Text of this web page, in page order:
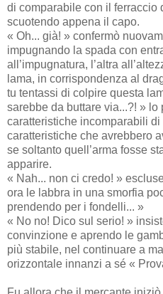
di comparabile con il ferraccio
scuotendo appena il capo.
« Oh... già! » confermò
impugnando la spada con
all’impugnatura, l’altra
lama, in corrispondenza al
tu tentassi di colpire questa
sarebbe da buttare via...?! »
caratteristiche incomparabili di
caratteristiche che avrebbero
se soltanto quell’arma fosse
apparire.
« Nah... non ci credo! »
ora le labbra in una smorfia
prendendo per i fondelli... »
« No no! Dico sul serio! »
convinzione e aprendo le
più stabile, nel continuare a
orizzontale innanzi a sé «